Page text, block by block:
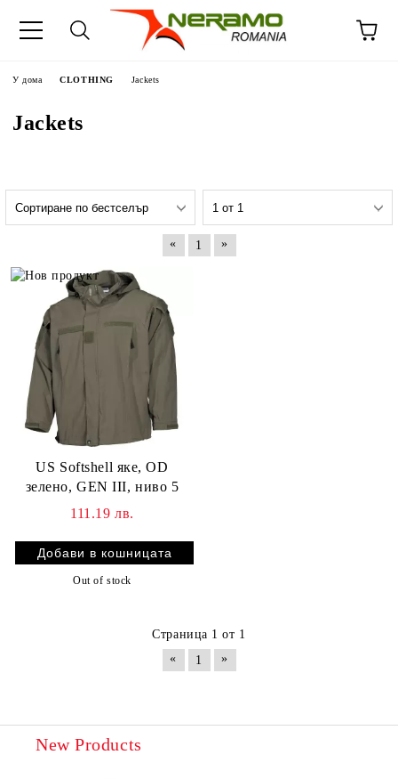
У дома CLOTHING Jackets
Jackets
« 1 »
US Softshell яке, OD
зелено, GEN III, ниво 5
111.19 лв.
Out of stock
Страница 1 от 1
«
1 »
New Products